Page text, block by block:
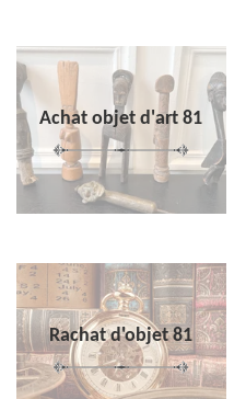
Achat objet d'art 81
Rachat d'objet 81